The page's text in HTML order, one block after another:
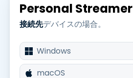
Personal Streamer
接続先デバイスの場合。
Windows
macOS